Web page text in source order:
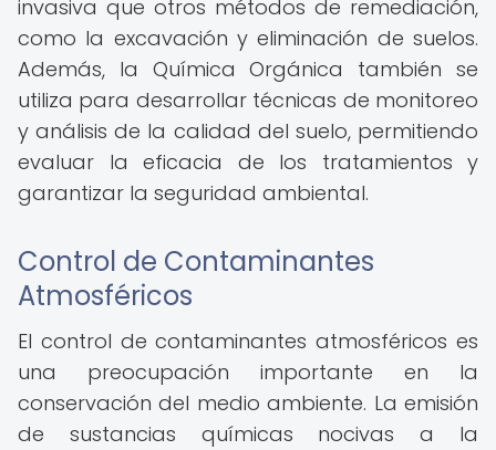
invasiva que otros métodos de remediación,
como la excavación y eliminación de suelos.
Además, la Química Orgánica también se
utiliza para desarrollar técnicas de monitoreo
y análisis de la calidad del suelo, permitiendo
evaluar la eficacia de los tratamientos y
garantizar la seguridad ambiental.
Control de Contaminantes
Atmosféricos
El control de contaminantes atmosféricos es
una preocupación importante en la
conservación del medio ambiente. La emisión
de sustancias químicas nocivas a la